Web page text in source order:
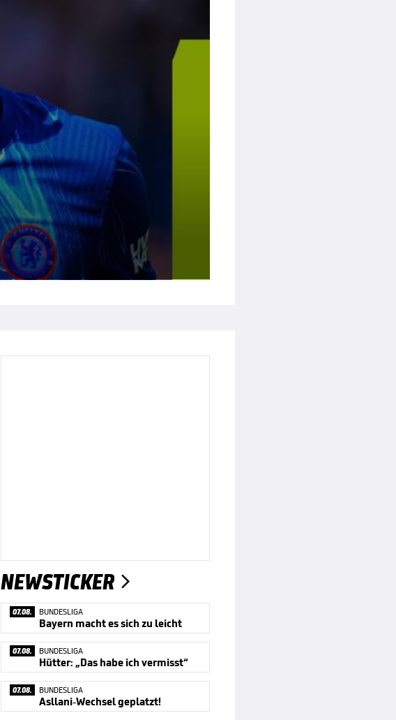
NEWSTICKER 
07.08. BUNDESLIGA
Bayern macht es sich zu leicht
07.08. BUNDESLIGA
Hütter: „Das habe ich vermisst“
07.08. BUNDESLIGA
Asllani-Wechsel geplatzt!